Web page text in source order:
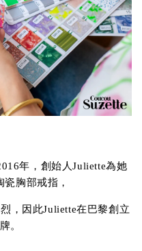
年，創始人Juliette為她
胸部戒指，
，因此Juliette在巴黎創立
。